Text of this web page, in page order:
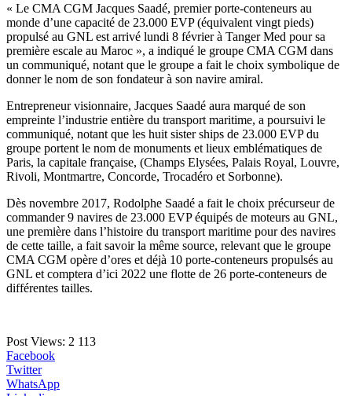
« Le CMA CGM Jacques Saadé, premier porte-conteneurs au
monde d’une capacité de 23.000 EVP (équivalent vingt pieds)
propulsé au GNL est arrivé lundi 8 février à Tanger Med pour sa
première escale au Maroc », a indiqué le groupe CMA CGM dans
un communiqué, notant que le groupe a fait le choix symbolique de
donner le nom de son fondateur à son navire amiral.
Entrepreneur visionnaire, Jacques Saadé aura marqué de son
empreinte l’industrie entière du transport maritime, a poursuivi le
communiqué, notant que les huit sister ships de 23.000 EVP du
groupe portent le nom de monuments et lieux emblématiques de
Paris, la capitale française, (Champs Elysées, Palais Royal, Louvre,
Rivoli, Montmartre, Concorde, Trocadéro et Sorbonne).
Dès novembre 2017, Rodolphe Saadé a fait le choix précurseur de
commander 9 navires de 23.000 EVP équipés de moteurs au GNL,
une première dans l’histoire du transport maritime pour des navires
de cette taille, a fait savoir la même source, relevant que le groupe
CMA CGM opère d’ores et déjà 10 porte-conteneurs propulsés au
GNL et comptera d’ici 2022 une flotte de 26 porte-conteneurs de
différentes tailles.
Post Views: 2 113
Facebook
Twitter
WhatsApp